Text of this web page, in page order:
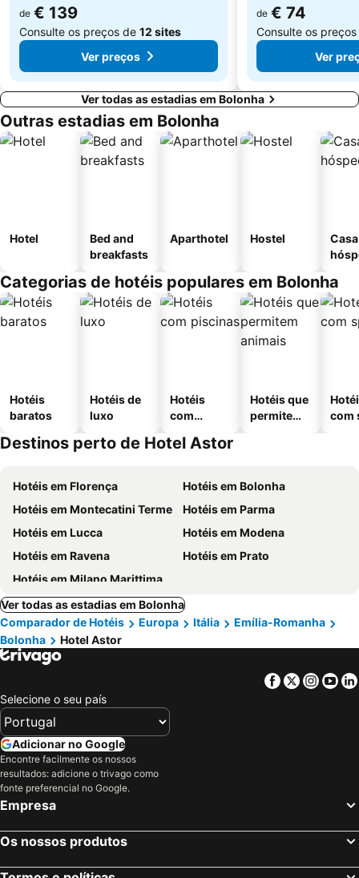
de € 139
Consulte os preços de 12 sites
Ver preços
de € 74
Consulte os
Ver
Ver todas as estadias em Bolonha
Outras estadias em Bolonha
Hotel
Bed and
breakfasts
Aparthotel Hostel
Categorias de hotéis populares em Bolonha
Hotéis
baratos
Hotéis de
luxo
Hotéis
com
Hotéis que
permitem
com
Destinos perto de Hotel Astor
Hotéis em Florença
Hotéis em Bolonha
Hotéis em Montecatini Terme
Hotéis em Parma
Hotéis em Lucca
Hotéis em Modena
Hotéis em Ravena
Hotéis em Prato
Hotéis em Milano Marittima
Ver todas as estadias em Bolonha
Comparador de Hotéis
Europa Itália
Emília-Romanha
Bolonha
Hotel Astor
Facebook
Twitter
Selecione o seu país
Adicionar no Google
Encontre facilmente os nossos
resultados: adicione o trivago como
fonte preferencial no Google.
Empresa
Os nossos produtos